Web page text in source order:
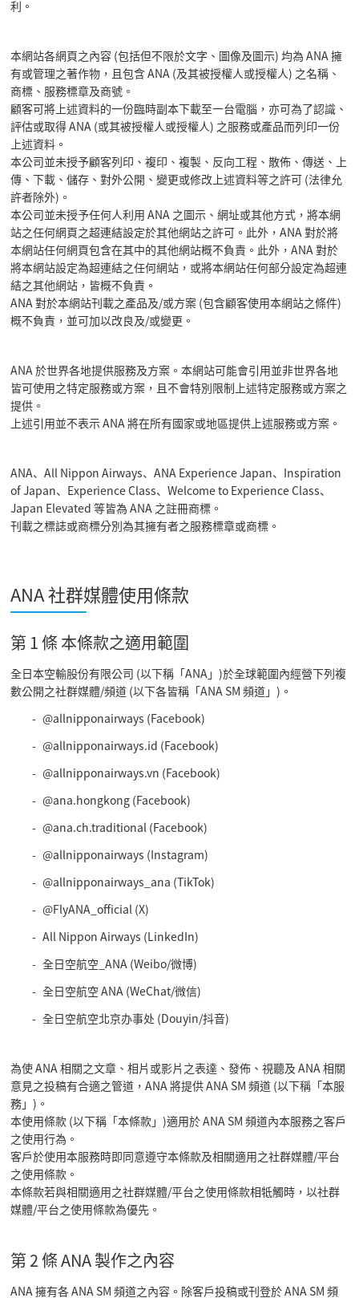
利。
本網站各網頁之內容 (包括但不限於文字、圖像及圖示) 均為 ANA 擁
有或管理之著作物，且包含 ANA (及其被授權人或授權人) 之名稱、
商標、服務標章及商號。
顧客可將上述資料的一份臨時副本下載至一台電腦，亦可為了認識、
評估或取得 ANA (或其被授權人或授權人) 之服務或產品而列印一份
上述資料。
本公司並未授予顧客列印、複印、複製、反向工程、散佈、傳送、上
傳、下載、儲存、對外公開、變更或修改上述資料等之許可 (法律允
許者除外)。
本公司並未授予任何人利用 ANA 之圖示、網址或其他方式，將本網
站之任何網頁之超連結設定於其他網站之許可。此外，ANA 對於將
本網站任何網頁包含在其中的其他網站概不負責。此外，ANA 對於
將本網站設定為超連結之任何網站，或將本網站任何部分設定為超連
結之其他網站，皆概不負責。
ANA 對於本網站刊載之產品及/或方案 (包含顧客使用本網站之條件)
概不負責，並可加以改良及/或變更。
ANA 於世界各地提供服務及方案。本網站可能會引用並非世界各地
皆可使用之特定服務或方案，且不會特別限制上述特定服務或方案之
提供。
上述引用並不表示 ANA 將在所有國家或地區提供上述服務或方案。
ANA、All Nippon Airways、ANA Experience Japan、Inspiration
of Japan、Experience Class、Welcome to Experience Class、
Japan Elevated 等皆為 ANA 之註冊商標。
刊載之標誌或商標分別為其擁有者之服務標章或商標。
ANA 社群媒體使用條款
第 1 條 本條款之適用範圍
全日本空輸股份有限公司 (以下稱「ANA」)於全球範圍內經營下列複
數公開之社群媒體/頻道 (以下各皆稱「ANA SM 頻道」)。
@allnipponairways (Facebook)
@allnipponairways.id (Facebook)
@allnipponairways.vn (Facebook)
@ana.hongkong (Facebook)
@ana.ch.traditional (Facebook)
@allnipponairways (Instagram)
@allnipponairways_ana (TikTok)
@FlyANA_official (X)
All Nippon Airways (LinkedIn)
全日空航空_ANA (Weibo/微博)
全日空航空 ANA (WeChat/微信)
全日空航空北京办事处 (Douyin/抖音)
為使 ANA 相關之文章、相片或影片之表達、發佈、視聽及 ANA 相關
意見之投稿有合適之管道，ANA 將提供 ANA SM 頻道 (以下稱「本服
務」)。
本使用條款 (以下稱「本條款」)適用於 ANA SM 頻道內本服務之客戶
之使用行為。
客戶於使用本服務時即同意遵守本條款及相關適用之社群媒體/平台
之使用條款。
本條款若與相關適用之社群媒體/平台之使用條款相牴觸時，以社群
媒體/平台之使用條款為優先。
第 2 條 ANA 製作之內容
ANA 擁有各 ANA SM 頻道之內容。除客戶投稿或刊登於 ANA SM 頻